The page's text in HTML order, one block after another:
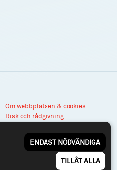
Om webbplatsen & cookies
Risk och rådgivning
ENDAST NÖDVÄNDIGA
TILLÅT ALLA